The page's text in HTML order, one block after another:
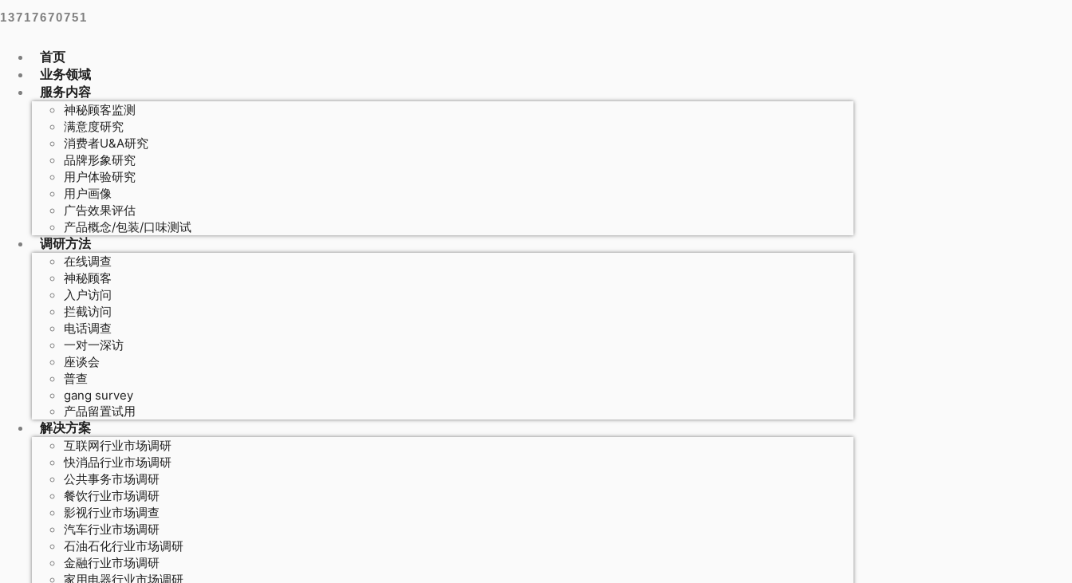
13717670751
首页
业务领域
服务内容
神秘顾客监测
满意度研究
消费者U&A研究
品牌形象研究
用户体验研究
用户画像
广告效果评估
产品概念/包装/口味测试
调研方法
在线调查
神秘顾客
入户访问
拦截访问
电话调查
一对一深访
座谈会
普查
gang survey
产品留置试用
解决方案
互联网行业市场调研
快消品行业市场调研
公共事务市场调研
餐饮行业市场调研
影视行业市场调查
汽车行业市场调研
石油石化行业市场调研
金融行业市场调研
家用电器行业市场调研